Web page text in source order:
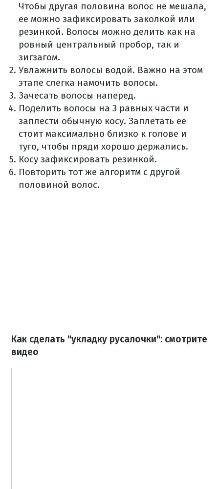
Чтобы другая половина волос не мешала,
ее можно зафиксировать заколкой или
резинкой. Волосы можно делить как на
ровный центральный пробор, так и
зигзагом.
Увлажнить волосы водой. Важно на этом
этапе слегка намочить волосы.
Зачесать волосы наперед.
Поделить волосы на 3 равных части и
заплести обычную косу. Заплетать ее
стоит максимально близко к голове и
туго, чтобы пряди хорошо держались.
Косу зафиксировать резинкой.
Повторить тот же алгоритм с другой
половиной волос.
Как сделать "укладку русалочки": смотрите
видео